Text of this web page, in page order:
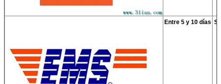
Entre 5 y 10 días